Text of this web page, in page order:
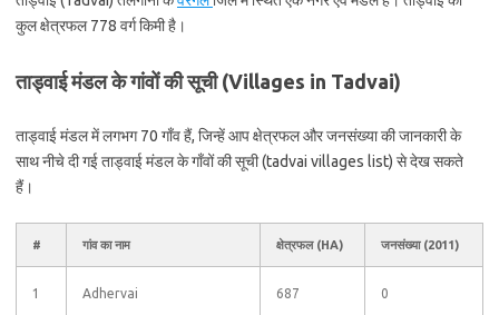
कुल क्षेत्रफल 778 वर्ग किमी है।
ताड्वाई मंडल के गांवों की सूची (Villages in Tadvai)
ताड्वाई मंडल में लगभग 70 गाँव हैं, जिन्हें आप क्षेत्रफल और जनसंख्या की जानकारी के
साथ नीचे दी गई ताड्वाई मंडल के गाँवों की सूची (tadvai villages list) से देख सकते
हैं।
# गांव का नाम क्षेत्रफल (HA) जनसंख्या (2011)
1 Adhervai 687 0